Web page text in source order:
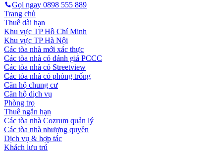
Gọi ngay 0898 555 889
Trang chủ
Thuê dài hạn
Khu vực TP Hồ Chí Minh
Khu vực TP Hà Nội
Các tòa nhà mới xác thực
Các tòa nhà có đánh giá PCCC
Các tòa nhà có Streetview
Các tòa nhà có phòng trống
Căn hộ chung cư
Căn hộ dịch vụ
Phòng trọ
Thuê ngắn hạn
Các tòa nhà Cozrum quản lý
Các tòa nhà nhượng quyền
Dịch vụ & hợp tác
Khách lưu trú